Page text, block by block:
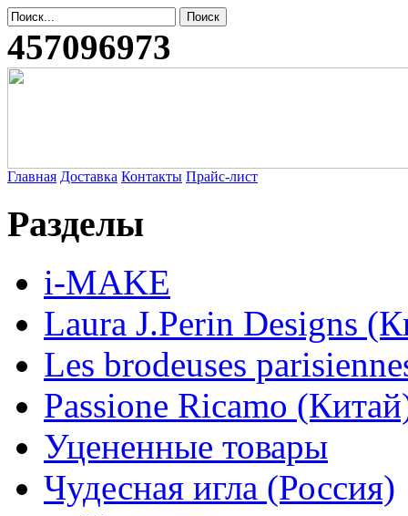
457096973
Главная Доставка Контакты Прайс-лист
Разделы
i-MAKE
Laura J.Perin Designs
Les brodeuses
Passione Ricamo
Уцененные товары
Чудесная игла (Россия)